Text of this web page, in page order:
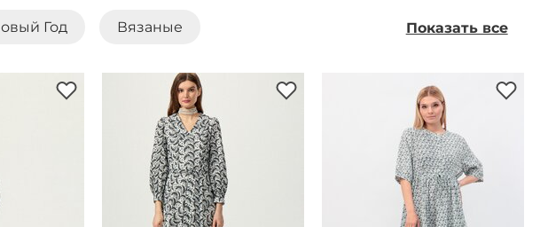
Год Вязаные
Платье-пиджак Платье-рубашка
белые платья Платья от 1500 руб
Показать все